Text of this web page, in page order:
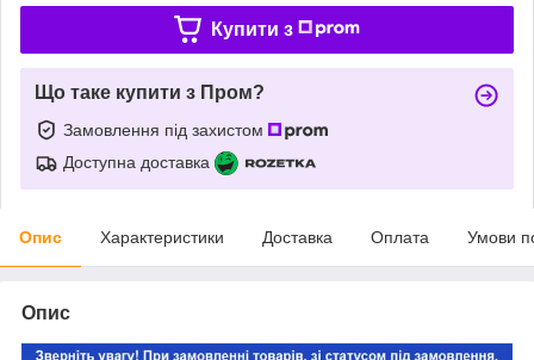
Купити з
Що таке купити з Пром?
Замовлення під захистом
Доступна доставка
Опис Характеристики Доставка Оплата Умови
Опис